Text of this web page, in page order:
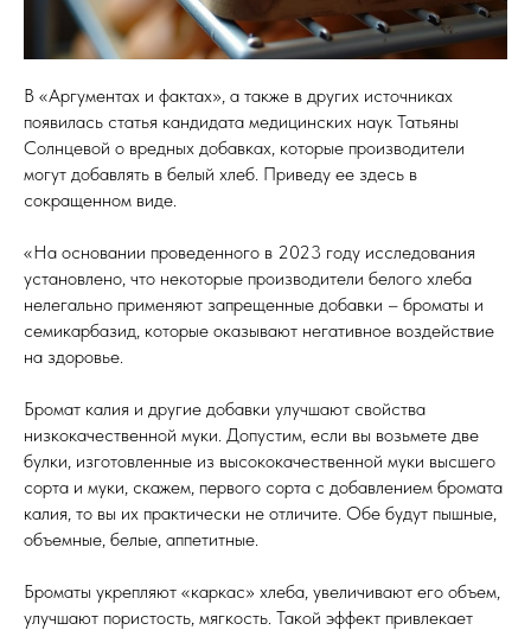
В «Аргументах и фактах», а также в других источниках
появилась статья кандидата медицинских наук Татьяны
Солнцевой о вредных добавках, которые производители
могут добавлять в белый хлеб. Приведу ее здесь в
сокращенном виде.
«На основании проведенного в 2023 году исследования
установлено, что некоторые производители белого хлеба
нелегально применяют запрещенные добавки – броматы и
семикарбазид, которые оказывают негативное воздействие
на здоровье.
Бромат калия и другие добавки улучшают свойства
низкокачественной муки. Допустим, если вы возьмете две
булки, изготовленные из высококачественной муки высшего
сорта и муки, скажем, первого сорта с добавлением бромата
калия, то вы их практически не отличите. Обе будут пышные,
объемные, белые, аппетитные.
Броматы укрепляют «каркас» хлеба, увеличивают его объем,
улучшают пористость, мягкость. Такой эффект привлекает